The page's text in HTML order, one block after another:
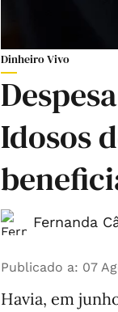
Dinheiro Vivo
Idosos
Fernanda
Publicado a: 07
Havia, em